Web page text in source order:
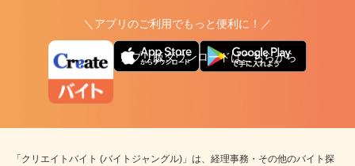
＼アプリのご利用でもっと便利に！／
アプリ版ダウンロードはこちらから
「クリエイトバイト (バイトジャングル)」は、経理事務・その他のバイト探